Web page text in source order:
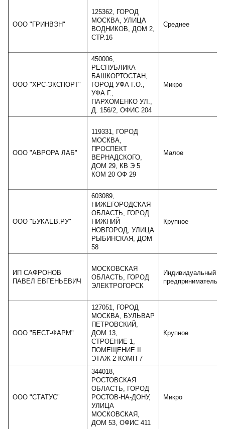
ООО "ГРИНВЭН"
125362, ГОРОД
МОСКВА, УЛИЦА
ВОДНИКОВ, ДОМ 2,
СТР.16
Среднее
ООО "ХРС-ЭКСПОРТ"
450006,
РЕСПУБЛИКА
БАШКОРТОСТАН,
ГОРОД УФА Г.О.,
УФА Г.,
ПАРХОМЕНКО УЛ.,
Д. 156/2, ОФИС 204
Микро
ООО "АВРОРА ЛАБ"
119331, ГОРОД
МОСКВА,
ПРОСПЕКТ
ВЕРНАДСКОГО,
ДОМ 29, КВ Э 5
КОМ 20 ОФ 29
Малое
ООО "БУКАЕВ.РУ"
603089,
НИЖЕГОРОДСКАЯ
ОБЛАСТЬ, ГОРОД
НИЖНИЙ
НОВГОРОД, УЛИЦА
РЫБИНСКАЯ, ДОМ
58
Крупное
ИП САФРОНОВ
ПАВЕЛ ЕВГЕНЬЕВИЧ
МОСКОВСКАЯ
ОБЛАСТЬ, ГОРОД
ЭЛЕКТРОГОРСК
Индивидуальный
предприниматель
ООО "БЕСТ-ФАРМ"
127051, ГОРОД
МОСКВА, БУЛЬВАР
ПЕТРОВСКИЙ,
ДОМ 13,
СТРОЕНИЕ 1,
ПОМЕЩЕНИЕ II
ЭТАЖ 2 КОМН 7
Крупное
ООО "СТАТУС"
344018,
РОСТОВСКАЯ
ОБЛАСТЬ, ГОРОД
РОСТОВ-НА-ДОНУ,
УЛИЦА
МОСКОВСКАЯ,
ДОМ 53, ОФИС 411
Микро